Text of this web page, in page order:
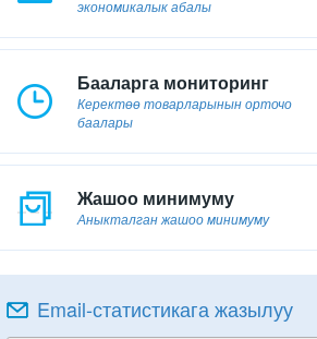
экономикалык абалы
Бааларга мониторинг
Керектөө товарларынын орточо
баалары
Жашоо минимуму
Аныкталган жашоо минимуму
Email-статистикага жазылуу